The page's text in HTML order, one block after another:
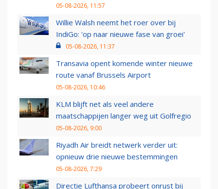
05-08-2026, 11:57
Willie Walsh neemt het roer over bij
IndiGo: 'op naar nieuwe fase van groei'
05-08-2026, 11:37
Transavia opent komende winter nieuwe
route vanaf Brussels Airport
05-08-2026, 10:46
KLM blijft net als veel andere
maatschappijen langer weg uit Golfregio
05-08-2026, 9:00
Riyadh Air breidt netwerk verder uit:
opnieuw drie nieuwe bestemmingen
05-08-2026, 7:29
Directie Lufthansa probeert onrust bij